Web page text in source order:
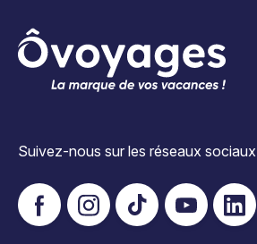
Suivez-nous sur les réseaux sociaux